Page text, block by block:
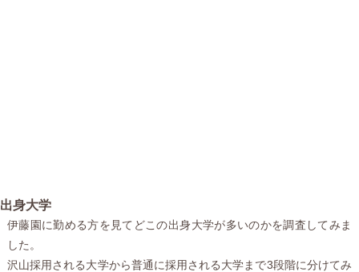
出身大学
伊藤園に勤める方を見てどこの出身大学が多いのかを調査してみま
した。
沢山採用される大学から普通に採用される大学まで3段階に分けてみ